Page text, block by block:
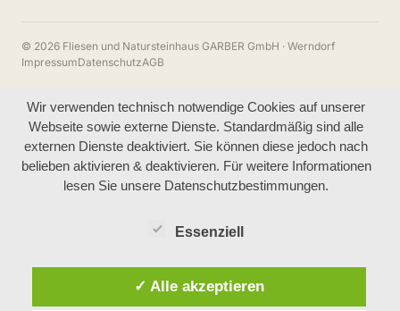
© 2026 Fliesen und Natursteinhaus GARBER GmbH · Werndorf
ImpressumDatenschutzAGB
Wir verwenden technisch notwendige Cookies auf unserer
Webseite sowie externe Dienste. Standardmäßig sind alle
externen Dienste deaktiviert. Sie können diese jedoch nach
belieben aktivieren & deaktivieren. Für weitere Informationen
lesen Sie unsere Datenschutzbestimmungen.
Essenziell
✓ Alle akzeptieren